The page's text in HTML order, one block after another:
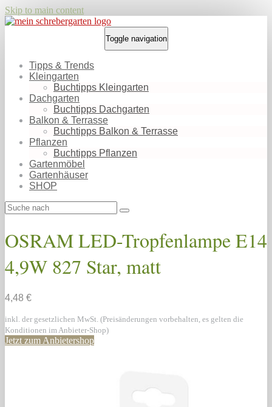
Skip to main content
Toggle navigation
Tipps & Trends
Kleingarten
Buchtipps Kleingarten
Dachgarten
Buchtipps Dachgarten
Balkon & Terrasse
Buchtipps Balkon & Terrasse
Pflanzen
Buchtipps Pflanzen
Gartenmöbel
Gartenhäuser
SHOP
OSRAM LED-Tropfenlampe E14
4,9W 827 Star, matt
4,48 €
inkl. der gesetzlichen MwSt. (Preisänderungen vorbehalten, es gelten die
Konditionen im Anbieter-Shop)
Jetzt zum Anbietershop